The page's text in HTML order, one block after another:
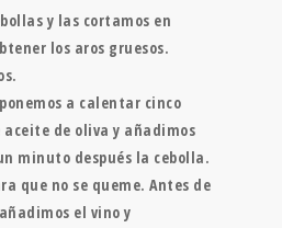
y las cortamos en
los aros gruesos.
a calentar cinco
aceite de oliva y añadimos
minuto después la cebolla.
que no se queme. Antes de
el vino y